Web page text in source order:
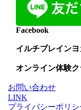
Facebook
イルチブレイン
オンライン体験ク
お問い合わせ
LINK
プライバシーポリシ